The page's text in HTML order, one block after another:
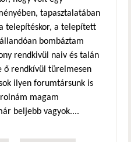
tapasztalatában
telepítéskor, a telepített
bombáztam
rendkivül naiv és talán
ő rendkívül türelmesen
ilyen forumtársunk is
magam
beljebb vagyok....